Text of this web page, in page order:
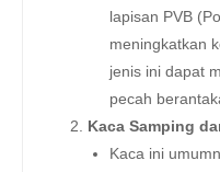
lapisan PVB
meningkatkan
jenis ini dapat
pecah
Kaca Samping
Kaca ini